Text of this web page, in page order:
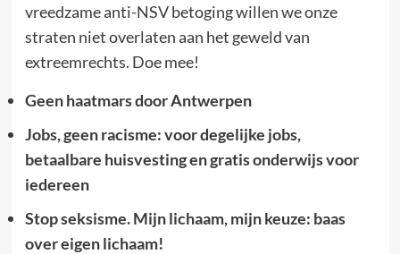
vreedzame anti-NSV betoging willen we onze
straten niet overlaten aan het geweld van
extreemrechts. Doe mee!
Geen haatmars door Antwerpen
Jobs, geen racisme: voor degelijke jobs,
betaalbare huisvesting en gratis onderwijs voor
iedereen
Stop seksisme. Mijn lichaam, mijn keuze: baas
over eigen lichaam!